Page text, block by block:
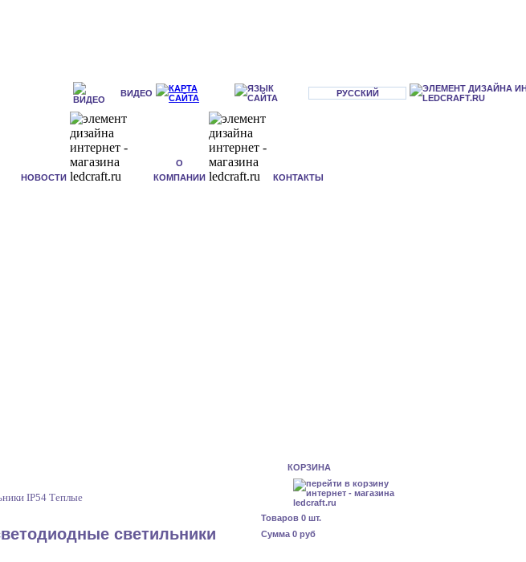
ВИДЕО РУССКИЙ
НОВОСТИ
О
КОМПАНИИ
КОНТАКТЫ
IP54 Теплые
светильники
КОРЗИНА
Товаров 0 шт.
Сумма 0 руб